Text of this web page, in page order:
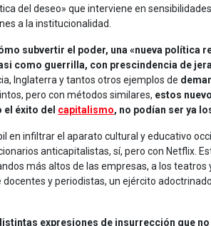
del deseo» que interviene en
a la institucionalidad.
subvertir el poder, una «nueva política
como guerrilla, con prescindencia de
Inglaterra y tantos otros ejemplos de
pero con métodos similares, estos
éxito del capitalismo, no podían ser ya
en infiltrar el aparato cultural y educativo
anticapitalistas, sí, pero con Netflix.
más altos de las empresas, a los teatros
y periodistas, un ejército
expresiones de insurrección que